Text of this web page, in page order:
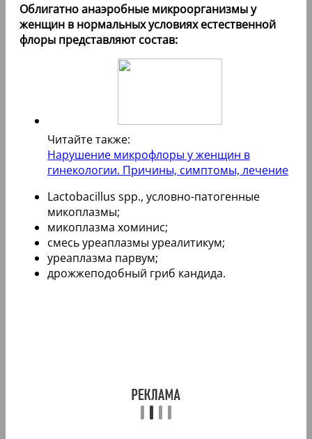
Облигатно анаэробные микроорганизмы у
женщин в нормальных условиях естественной
флоры представляют состав:
Читайте также:
Нарушение микрофлоры у женщин в
гинекологии. Причины, симптомы, лечение
Lactobacillus spp., условно-патогенные
микоплазмы;
микоплазма хоминис;
смесь уреаплазмы уреалитикум;
уреаплазма парвум;
дрожжеподобный гриб кандида.